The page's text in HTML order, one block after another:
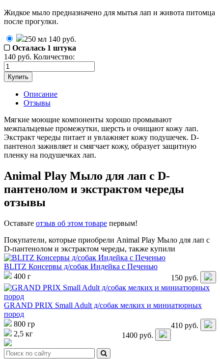
Жидкое мыло предназначено для мытья лап и живота питомца
после прогулки.
250 мл 140 руб.
Осталась 1 штука
140 руб. Количество:
Описание
Отзывы
Мягкие моющие компоненты хорошо промывают
межпальцевые промежутки, шерсть и очищают кожу лап.
Экстракт череды питает и увлажняет кожу подушечек. D-
пантенол заживляет и смягчает кожу, образует защитную
пленку на подушечках лап.
Animal Play Мыло для лап с D-
пантенолом и экстрактом череды
отзывы
Оставьте отзыв об этом товаре первым!
Покупатели, которые приобрели Animal Play Мыло для лап с
D-пантенолом и экстрактом череды, также купили
BLITZ Консервы д/собак Индейка с Печенью
400 г
150 руб.
GRAND PRIX Small Adult д/собак мелких и миниатюрных
пород
800 гр
410 руб.
2,5 кг
1400 руб.